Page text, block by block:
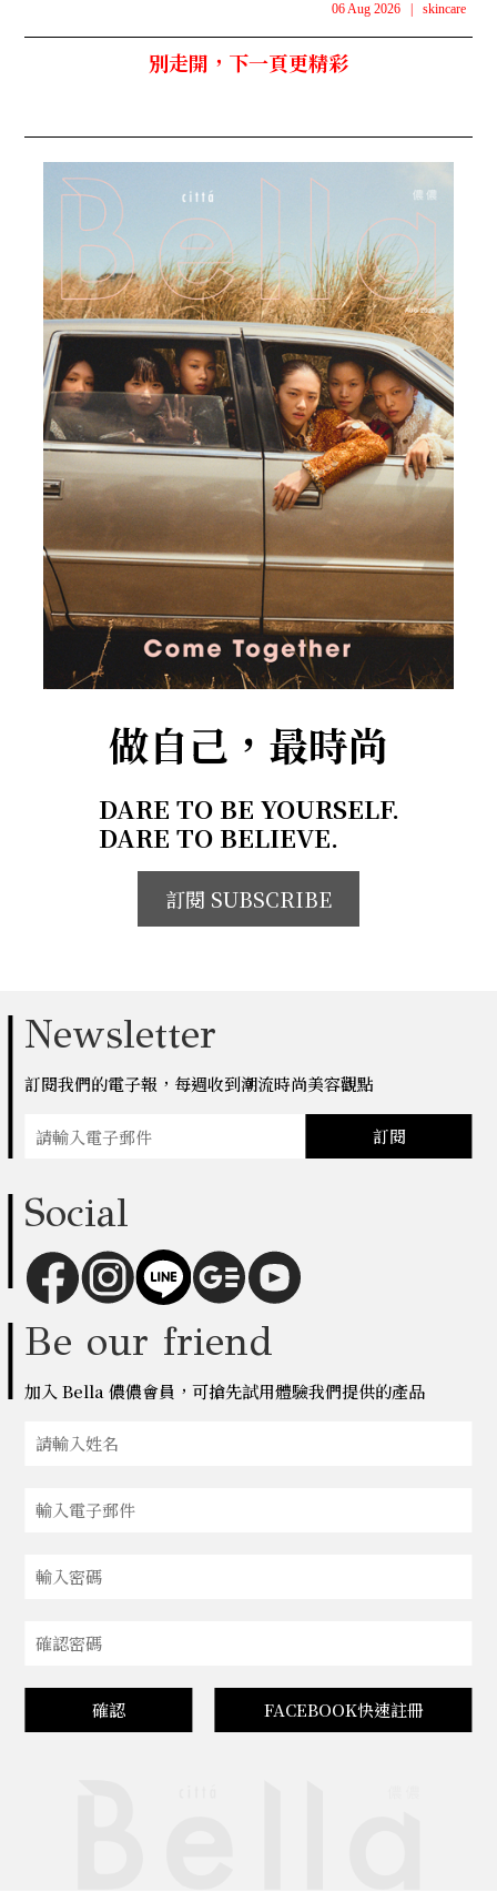
06 Aug 2026 skincare
別走開，下一頁更精彩
做自己，最時尚
DARE TO BE YOURSELF.
DARE TO BELIEVE.
訂閱 SUBSCRIBE
Newsletter
訂閱我們的電子報，每週收到潮流時尚美容觀點
訂閱
Social
Be our friend
加入 Bella 儂儂會員，可搶先試用體驗我們提供的產品
確認 FACEBOOK快速註冊